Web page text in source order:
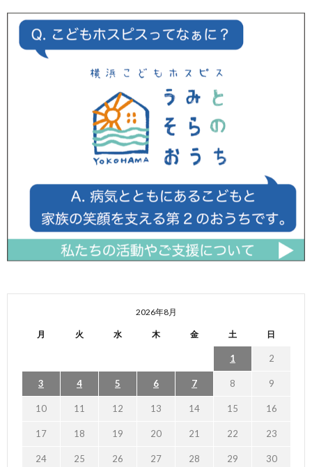
2026年8月
月 火 水 木 金 土 日
1 2
3 4 5 6 7 8 9
10 11 12 13 14 15 16
17 18 19 20 21 22 23
24 25 26 27 28 29 30